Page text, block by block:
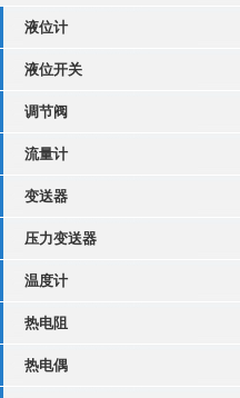
液位计
液位开关
调节阀
流量计
变送器
压力变送器
温度计
热电阻
热电偶